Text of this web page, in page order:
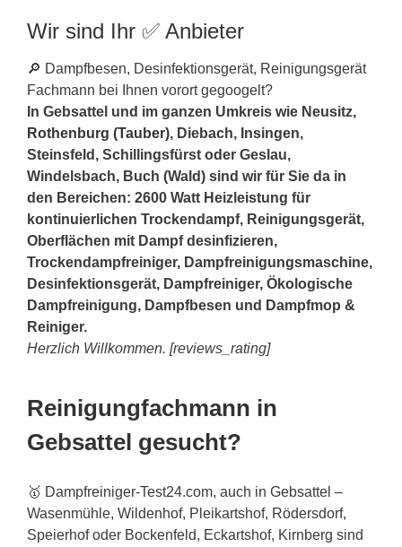
Wir sind Ihr ✅ Anbieter
🔎 Dampfbesen, Desinfektionsgerät, Reinigungsgerät
Fachmann bei Ihnen vorort gegoogelt?
In Gebsattel und im ganzen Umkreis wie Neusitz,
Rothenburg (Tauber), Diebach, Insingen,
Steinsfeld, Schillingsfürst oder Geslau,
Windelsbach, Buch (Wald) sind wir für Sie da in
den Bereichen: 2600 Watt Heizleistung für
kontinuierlichen Trockendampf, Reinigungsgerät,
Oberflächen mit Dampf desinfizieren,
Trockendampfreiniger, Dampfreinigungsmaschine,
Desinfektionsgerät, Dampfreiniger, Ökologische
Dampfreinigung, Dampfbesen und Dampfmop &
Reiniger.
Herzlich Willkommen. [reviews_rating]
Reinigungfachmann in
Gebsattel gesucht?
🥇 Dampfreiniger-Test24.com, auch in Gebsattel –
Wasenmühle, Wildenhof, Pleikartshof, Rödersdorf,
Speierhof oder Bockenfeld, Eckartshof, Kirnberg sind